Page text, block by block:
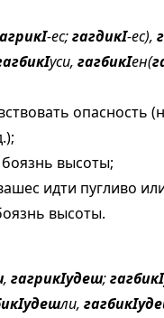
-ес;гагдикI-ес),
уси, гагбикIен(
опасность
высоты;
идти пугливо
высоты.
, гагрикIудеш;
ли,